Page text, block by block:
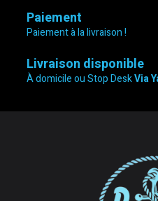
Paiement
Paiement à la livraison !
Livraison disponible
À domicile ou Stop DeskVia